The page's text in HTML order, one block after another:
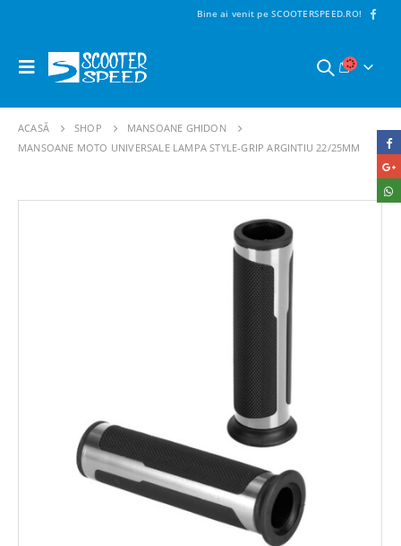
Bine ai venit pe SCOOTERSPEED.RO!
ACASĂ SHOP
MANSOANE GHIDON
MANSOANE MOTO UNIVERSALE LAMPA STYLE-GRIP ARGINTIU 22/25MM